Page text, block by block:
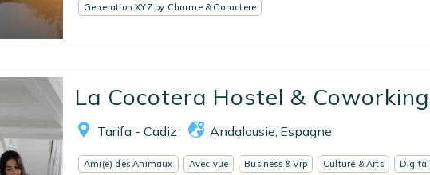
Generation XYZ by Charme & Caractere
La Cocotera Hostel & Coworking
Tarifa - Cadiz Andalousie Espagne
Ami(e) des Animaux Avec vue Business & Vrp Culture & Arts